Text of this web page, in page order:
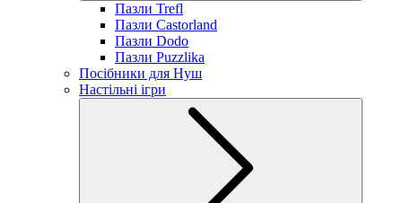
Пазли Trefl
Пазли Castorland
Пазли Dodo
Пазли Puzzlika
Посібники для Нуш
Настільні ігри